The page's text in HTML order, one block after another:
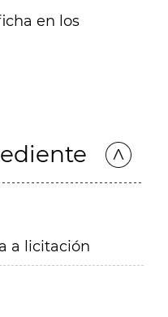
en los
a licitación